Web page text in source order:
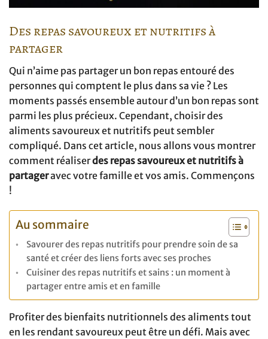
Des repas savoureux et nutritifs à
partager
Qui n’aime pas partager un bon repas entouré des
personnes qui comptent le plus dans sa vie ? Les
moments passés ensemble autour d’un bon repas sont
parmi les plus précieux. Cependant, choisir des
aliments savoureux et nutritifs peut sembler
compliqué. Dans cet article, nous allons vous montrer
comment réaliserdes repas savoureux et nutritifs à
partageravec votre famille et vos amis. Commençons
!
Au sommaire
Savourer des repas nutritifs pour prendre soin de sa
santé et créer des liens forts avec ses proches
Cuisiner des repas nutritifs et sains : un moment à
partager entre amis et en famille
Profiter des bienfaits nutritionnels des aliments tout
en les rendant savoureux peut être un défi. Mais avec